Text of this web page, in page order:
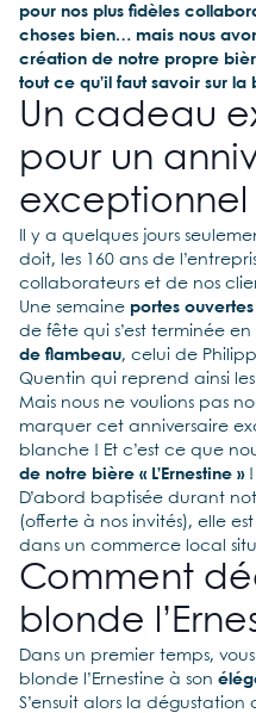
pour nos plus fidèles
choses bien… mais nous
création de notre propre
tout ce qu’il faut savoir sur la
Un cadeau
pour un
exceptionnel
Il y a quelques jours
doit, les 160 ans de
collaborateurs et de nos
Une semaine portes ouvertes
de fête qui s’est terminée
de flambeau, celui de
Quentin qui reprend ainsi
Mais nous ne voulions pas
marquer cet anniversaire
blanche ! Et c’est ce que
de notre bière « L’Ernestine »!
D’abord baptisée durant
(offerte à nos invités), elle
dans un commerce local
Comment
blonde
Dans un premier temps,
blonde l’Ernestine à son
S’ensuit alors la